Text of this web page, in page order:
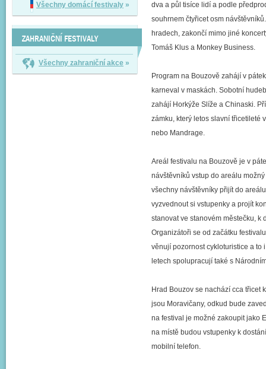
Všechny domácí festivaly »
ZAHRANIČNÍ FESTIVALY
Všechny zahraniční akce »
dva a půl tisíce lidí a podle
souhrnem čtyřicet osm
hradech, zakončí mimo jiné
Tomáš Klus a Monkey Business.
Program na Bouzově zahájí v
karneval v maskách. Sobotní
zahájí Horkýže Slíže a Chinaski.
zámku, který letos slavní třicetileté
nebo Mandrage.
Areál festivalu na Bouzově je v
návštěvníků vstup do areálu
všechny návštěvníky přijít do
vyzvednout si vstupenky a projít
stanovat ve stanovém městečku,
Organizátoři se od začátku
věnují pozornost cykloturistice a to
letech spolupracují také s
Hrad Bouzov se nachází cca třicet
jsou Moravičany, odkud bude
na festival je možné zakoupit jako
na místě budou vstupenky k
mobilní telefon.